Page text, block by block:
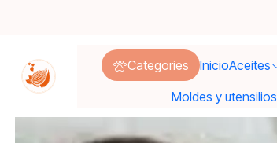
Categories InicioAceites
Moldes y utensilios